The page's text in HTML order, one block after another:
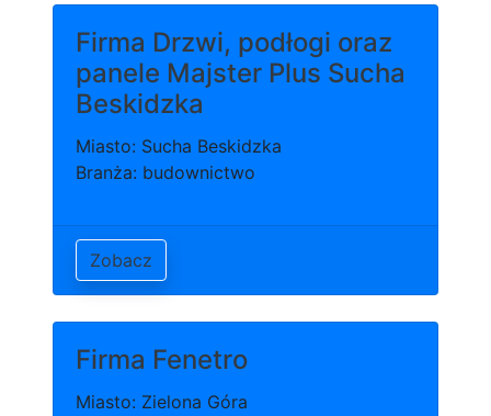
Firma Drzwi, podłogi oraz
panele Majster Plus Sucha
Beskidzka
Miasto: Sucha Beskidzka
Branża: budownictwo
Zobacz
Firma Fenetro
Miasto: Zielona Góra